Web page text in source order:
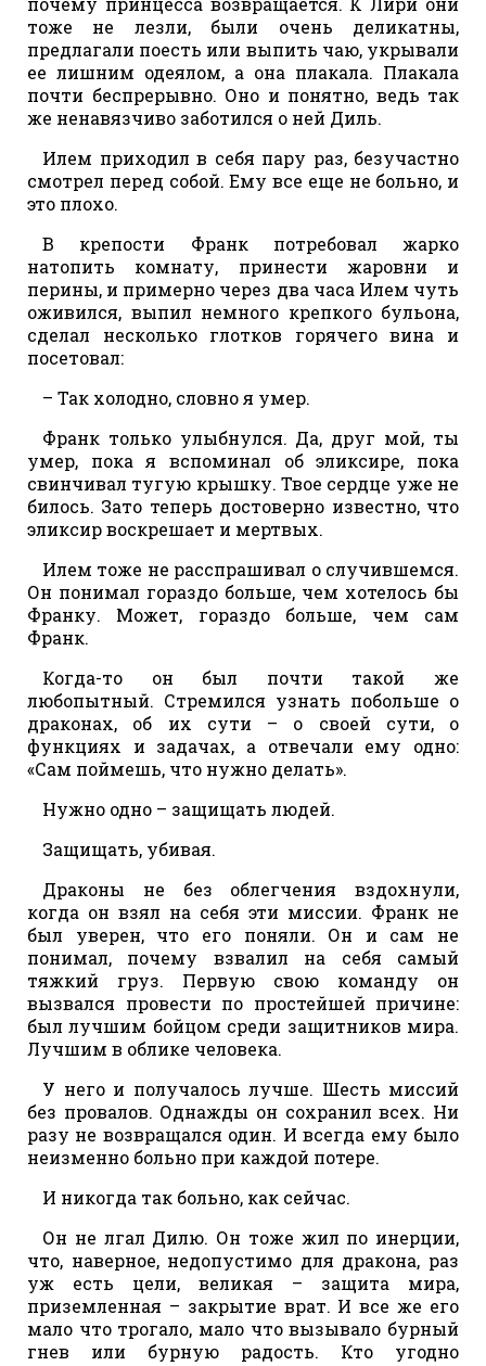
тоже не лезли, были очень деликатны,
предлагали поесть или выпить чаю, укрывали
ее лишним одеялом, а она плакала. Плакала
почти беспрерывно. Оно и понятно, ведь так
же ненавязчиво заботился о ней Диль.
Илем приходил в себя пару раз, безучастно
смотрел перед собой. Ему все еще не больно, и
это плохо.
В крепости Франк потребовал жарко
натопить комнату, принести жаровни и
перины, и примерно через два часа Илем чуть
оживился, выпил немного крепкого бульона,
сделал несколько глотков горячего вина и
посетовал:
– Так холодно, словно я умер.
Франк только улыбнулся. Да, друг мой, ты
умер, пока я вспоминал об эликсире, пока
свинчивал тугую крышку. Твое сердце уже не
билось. Зато теперь достоверно известно, что
эликсир воскрешает и мертвых.
Илем тоже не расспрашивал о случившемся.
Он понимал гораздо больше, чем хотелось бы
Франку. Может, гораздо больше, чем сам
Франк.
Когда-то он был почти такой же
любопытный. Стремился узнать побольше о
драконах, об их сути – о своей сути, о
функциях и задачах, а отвечали ему одно:
«Сам поймешь, что нужно делать».
Нужно одно – защищать людей.
Защищать, убивая.
Драконы не без облегчения вздохнули,
когда он взял на себя эти миссии. Франк не
был уверен, что его поняли. Он и сам не
понимал, почему взвалил на себя самый
тяжкий груз. Первую свою команду он
вызвался провести по простейшей причине:
был лучшим бойцом среди защитников мира.
Лучшим в облике человека.
У него и получалось лучше. Шесть миссий
без провалов. Однажды он сохранил всех. Ни
разу не возвращался один. И всегда ему было
неизменно больно при каждой потере.
И никогда так больно, как сейчас.
Он не лгал Дилю. Он тоже жил по инерции,
что, наверное, недопустимо для дракона, раз
уж есть цели, великая – защита мира,
приземленная – закрытие врат. И все же его
мало что трогало, мало что вызывало бурный
гнев или бурную радость. Кто угодно